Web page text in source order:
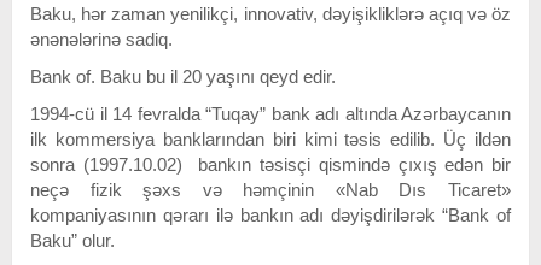
Baku, hər zaman yenilikçi, innovativ, dəyişikliklərə açıq və öz
ənənələrinə sadiq.
Bank of. Baku bu il 20 yaşını qeyd edir.
1994-cü il 14 fevralda “Tuqay” bank adı altında Azərbaycanın
ilk kommersiya banklarından biri kimi təsis edilib. Üç ildən
sonra (1997.10.02) bankın təsisçi qismində çıxış edən bir
neçə fizik şəxs və həmçinin «Nab Dıs Ticaret»
kompaniyasının qərarı ilə bankın adı dəyişdirilərək “Bank of
Baku” olur.